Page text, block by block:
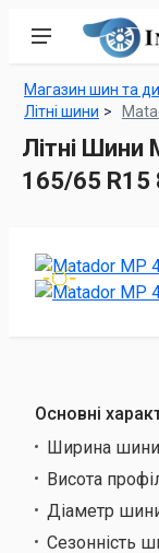
Магазин шин та
Літні шини
Літні Шини
165/65 R15
Основні
Ширина
Висота
Діаметр
Сезонність